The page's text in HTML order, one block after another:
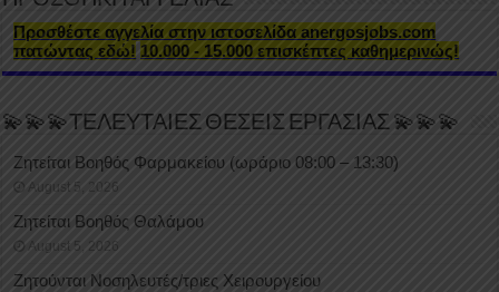
Προσθέστε αγγελία στην ιστοσελίδα anergosjobs.com
πατώντας εδώ! 10.000 - 15.000 επισκέπτες καθημερινώς!
💫💫💫ΤΕΛΕΥΤΑΙΕΣ ΘΕΣΕΙΣ ΕΡΓΑΣΙΑΣ 💫💫💫
Ζητείται Βοηθός Φαρμακείου (ωράριο 08:00 – 13:30)
August 5, 2026
Ζητείται Βοηθός Θαλάμου
August 5, 2026
Ζητούνται Νοσηλευτές/τριες Χειρουργείου